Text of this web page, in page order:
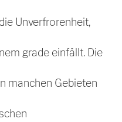
Unverfrorenheit,
grade einfällt. Die
manchen Gebieten